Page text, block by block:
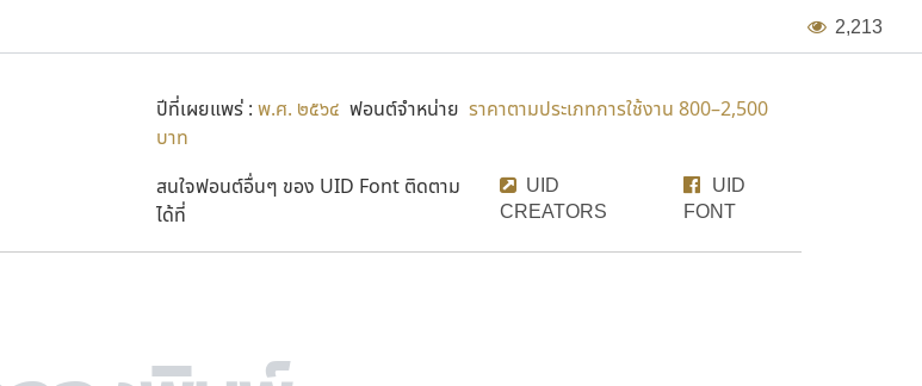
2,213
ปีที่เผยแพร่ : พ.ศ. ๒๕๖๔ ฟอนต์จำหน่าย ราคาตามประเภทการใช้งาน 800–2,500
บาท
สนใจฟอนต์อื่นๆ ของ UID Font ติดตาม
ได้ที่
UID
CREATORS
UID
FONT